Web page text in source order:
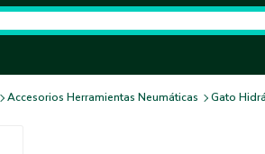
Accesorios Herramientas Neumáticas Gato